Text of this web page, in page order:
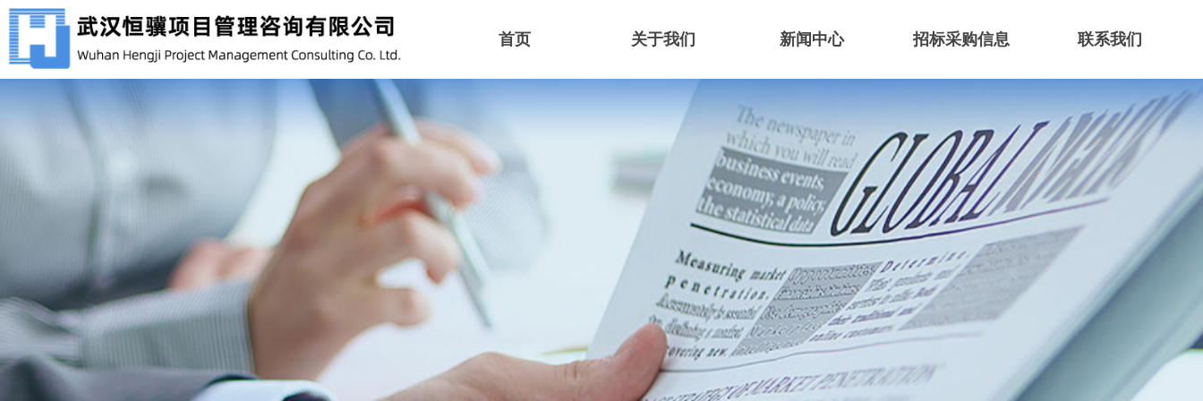
首页
首页
关于我们
关于我们
新闻中心 招标采购信息 联系我们
联系我们